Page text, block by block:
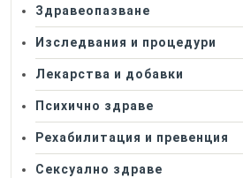
Здравеопазване
Изследвания и процедури
Лекарства и добавки
Психично здраве
Рехабилитация и превенция
Сексуално здраве